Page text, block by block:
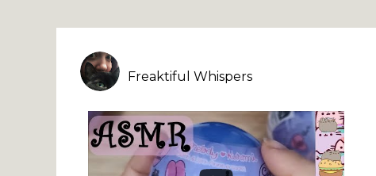
Freaktiful Whispers